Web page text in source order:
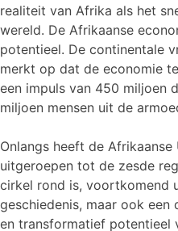
realiteit van Afrika als het
wereld. De Afrikaanse
potentieel. De continentale
merkt op dat de economie
een impuls van 450 miljoen
miljoen mensen uit de
Onlangs heeft de
uitgeroepen tot de zesde
cirkel rond is, voortkomend
geschiedenis, maar ook een
en transformatief potentieel